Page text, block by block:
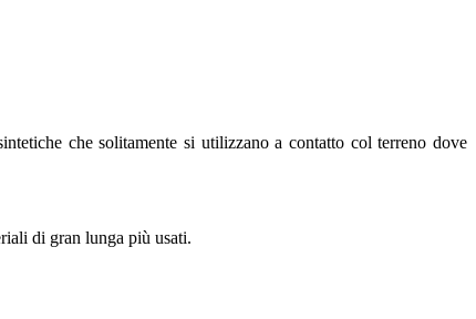
che solitamente si utilizzano a contatto col terreno dove
di gran lunga più usati.